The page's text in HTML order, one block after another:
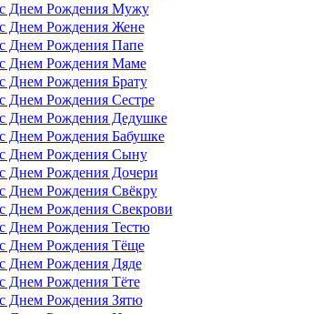
Днем Рождения Мужу
Днем Рождения Жене
Днем Рождения Папе
Днем Рождения Маме
Днем Рождения Брату
Днем Рождения Сестре
Днем Рождения Дедушке
Днем Рождения Бабушке
Днем Рождения Сыну
Днем Рождения Дочери
Днем Рождения Свёкру
Днем Рождения Свекрови
Днем Рождения Тестю
Днем Рождения Тёще
Днем Рождения Дяде
Днем Рождения Тёте
Днем Рождения Зятю